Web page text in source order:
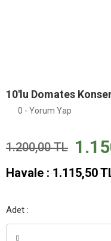
10'lu Domates
0 - Yorum Yap
1.200,00 TL
Havale : 1.115,50
Adet :